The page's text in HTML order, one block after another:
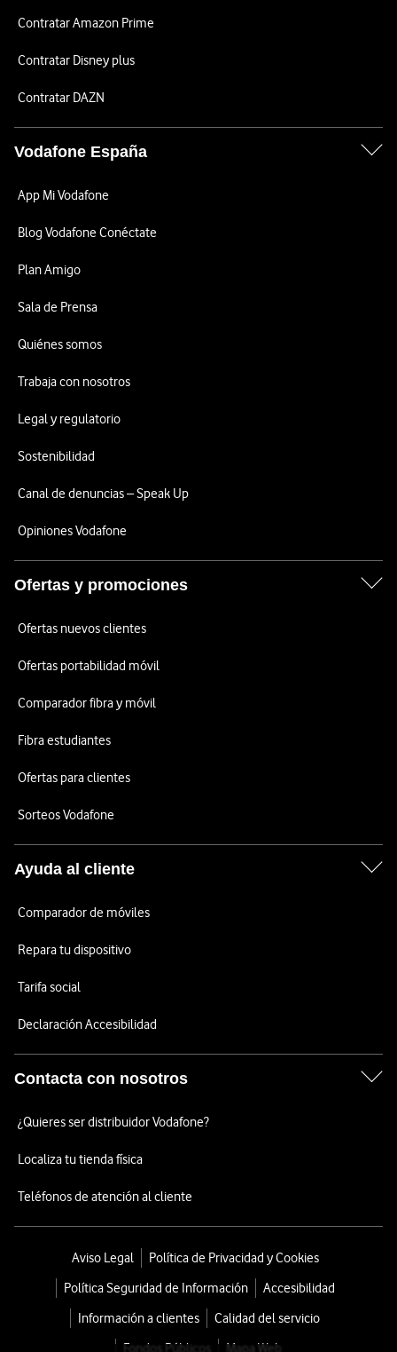
Contratar Amazon Prime
Contratar Disney plus
Contratar DAZN
Vodafone España
App Mi Vodafone
Blog Vodafone Conéctate
Plan Amigo
Sala de Prensa
Quiénes somos
Trabaja con nosotros
Legal y regulatorio
Sostenibilidad
Canal de denuncias – Speak Up
Opiniones Vodafone
Ofertas y promociones
Ofertas nuevos clientes
Ofertas portabilidad móvil
Comparador fibra y móvil
Fibra estudiantes
Ofertas para clientes
Sorteos Vodafone
Ayuda al cliente
Comparador de móviles
Repara tu dispositivo
Tarifa social
Declaración Accesibilidad
Contacta con nosotros
¿Quieres ser distribuidor Vodafone?
Localiza tu tienda física
Teléfonos de atención al cliente
Aviso Legal
Política de Privacidad y Cookies
Política Seguridad de Información
Accesibilidad
Información a clientes
Calidad del servicio
Fondos Públicos
Mapa Web